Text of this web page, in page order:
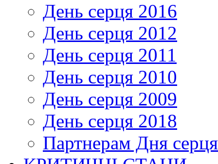
День серця 2016
День серця 2012
День серця 2011
День серця 2010
День серця 2009
День серця 2018
Партнерам Дня серця